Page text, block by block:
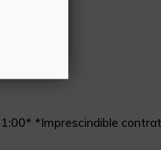
*Imprescindible